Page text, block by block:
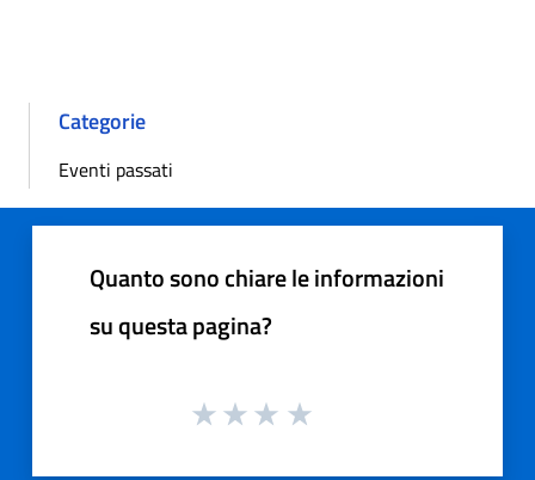
Categorie
Eventi passati
Quanto sono chiare le informazioni
su questa pagina?